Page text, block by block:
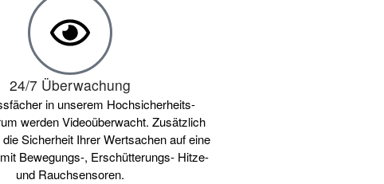
24/7 Überwachung
in unserem Hochsicherheits-
werden Videoüberwacht. Zusätzlich
Sicherheit Ihrer Wertsachen auf eine
Bewegungs-, Erschütterungs- Hitze-
und Rauchsensoren.